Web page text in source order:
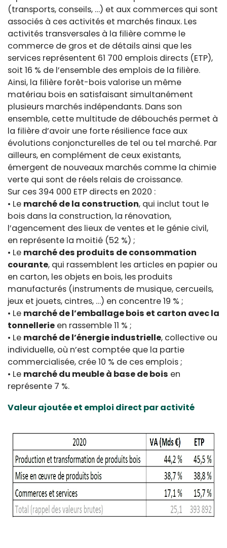
(transports, conseils, …) et aux commerces qui sont
associés à ces activités et marchés finaux. Les
activités transversales à la filière comme le
commerce de gros et de détails ainsi que les
services représentent 61 700 emplois directs (ETP),
soit 16 % de l’ensemble des emplois de la filière.
Ainsi, la filière forêt-bois valorise un même
matériau bois en satisfaisant simultanément
plusieurs marchés indépendants. Dans son
ensemble, cette multitude de débouchés permet à
la filière d’avoir une forte résilience face aux
évolutions conjoncturelles de tel ou tel marché. Par
ailleurs, en complément de ceux existants,
émergent de nouveaux marchés comme la chimie
verte qui sont de réels relais de croissance.
Sur ces 394 000 ETP directs en 2020 :
• Le marché de la construction, qui inclut tout le
bois dans la construction, la rénovation,
l’agencement des lieux de ventes et le génie civil,
en représente la moitié (52 %) ;
• Le marché des produits de consommation
courante, qui rassemblent les articles en papier ou
en carton, les objets en bois, les produits
manufacturés (instruments de musique, cercueils,
jeux et jouets, cintres, …) en concentre 19 % ;
• Le marché de l’emballage bois et carton avec la
tonnellerie en rassemble 11 % ;
• Le marché de l’énergie industrielle, collective ou
individuelle, où n’est comptée que la partie
commercialisée, crée 10 % de ces emplois ;
• Le marché du meuble à base de bois en
représente 7 %.
Valeur ajoutée et emploi direct par activité